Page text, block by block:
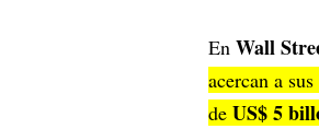
En Wall
acercan a
de US$ 5